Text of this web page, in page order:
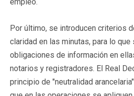
Por último, se introducen criterios
claridad en las minutas, para lo que
obligaciones de información en
notarios y registradores. El Real
principio de "neutralidad